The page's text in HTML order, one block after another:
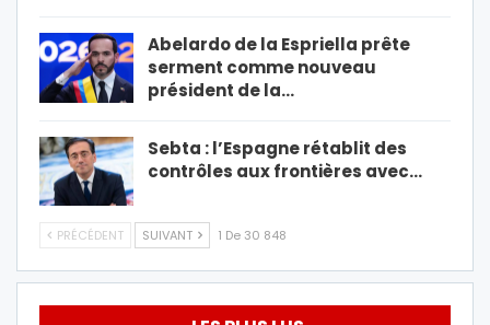
Abelardo de la Espriella prête
serment comme nouveau
président de la…
Sebta : l’Espagne rétablit des
contrôles aux frontières avec…
PRÉCÉDENT SUIVANT 1 De 30 848